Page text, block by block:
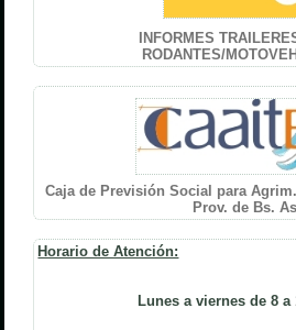
INFORMES
RODANTES/
Caja de Previsión Social para
Prov. de Bs.
Horario de Atención:
Lunes a viernes de 8 a